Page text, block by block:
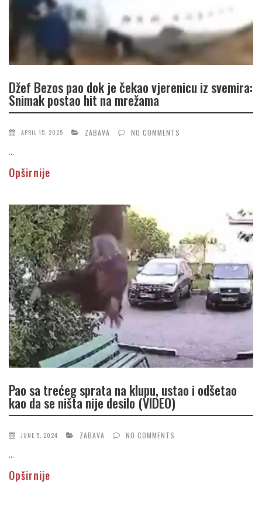
Džef Bezos pao dok je čekao vjerenicu iz svemira:
Snimak postao hit na mrežama
APRIL 15, 2025 ZABAVA NO COMMENTS
...
Opširnije
Pao sa trećeg sprata na klupu, ustao i odšetao
kao da se ništa nije desilo (VIDEO)
JUNE 5, 2024 ZABAVA NO COMMENTS
...
Opširnije